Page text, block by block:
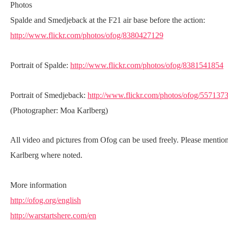
Photos
Spalde and Smedjeback at the F21 air base before the action:
http://www.flickr.com/photos/ofog/8380427129
Portrait of Spalde: http://www.flickr.com/photos/ofog/8381541854
Portrait of Smedjeback: http://www.flickr.com/photos/ofog/
(Photographer: Moa Karlberg)
All video and pictures from Ofog can be used freely. Please
Karlberg where noted.
More information
http://ofog.org/english
http://warstartshere.com/en